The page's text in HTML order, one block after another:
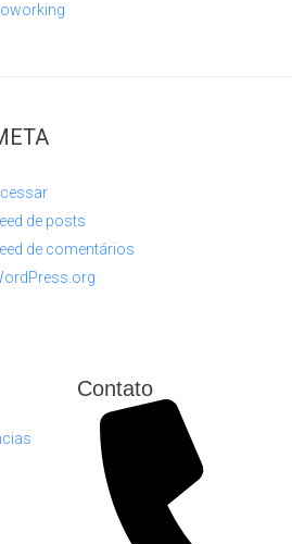
de posts
de comentários
Contato